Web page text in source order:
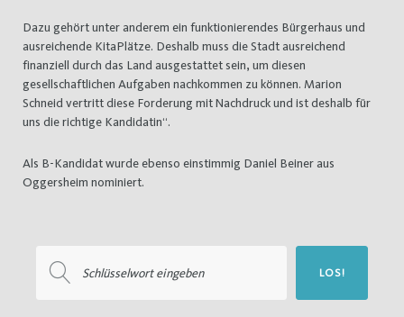
Dazu gehört unter anderem ein funktionierendes Bürgerhaus und
ausreichende KitaPlätze. Deshalb muss die Stadt ausreichend
finanziell durch das Land ausgestattet sein, um diesen
gesellschaftlichen Aufgaben nachkommen zu können. Marion
Schneid vertritt diese Forderung mit Nachdruck und ist deshalb für
uns die richtige Kandidatin“.
Als B-Kandidat wurde ebenso einstimmig Daniel Beiner aus
Oggersheim nominiert.
nach:
LOS!